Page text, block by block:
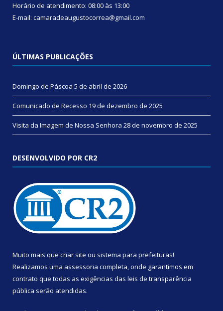
Horário de atendimento: 08:00 às 13:00
E-mail: camaradeaugustocorrea@gmail.com
ÚLTIMAS PUBLICAÇÕES
Domingo de Páscoa 5 de abril de 2026
Comunicado de Recesso 19 de dezembro de 2025
Visita da Imagem de Nossa Senhora 28 de novembro de 2025
DESENVOLVIDO POR CR2
Muito mais que criar site ou sistema para prefeituras!
Realizamos uma assessoria completa, onde garantimos em
contrato que todas as exigências das leis de transparência
pública serão atendidas.